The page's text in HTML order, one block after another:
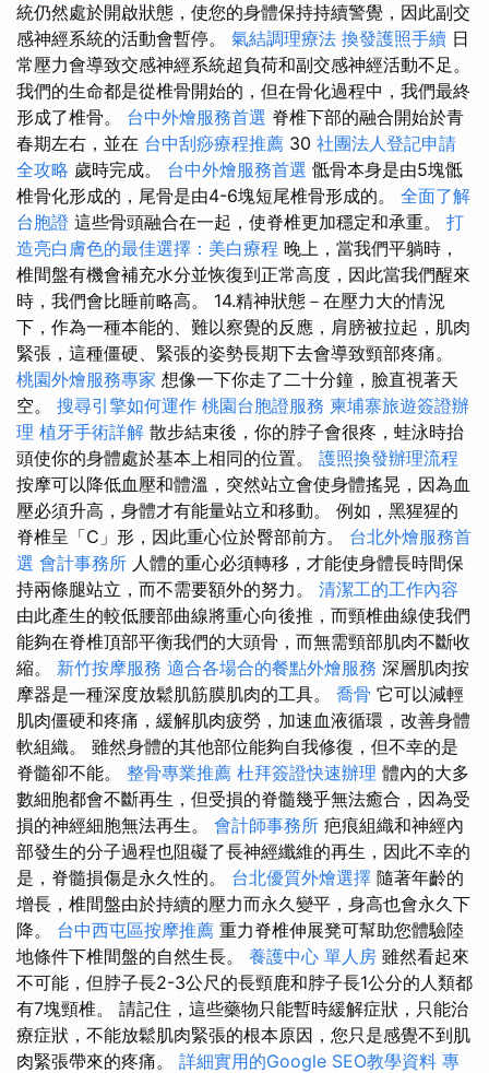
統仍然處於開啟狀態，使您的身體保持持續警覺，因此副交
感神經系統的活動會暫停。 氣結調理療法 換發護照手續 日
常壓力會導致交感神經系統超負荷和副交感神經活動不足。
我們的生命都是從椎骨開始的，但在骨化過程中，我們最終
形成了椎骨。 台中外燴服務首選 脊椎下部的融合開始於青
春期左右，並在 台中刮痧療程推薦 30 社團法人登記申請
全攻略 歲時完成。 台中外燴服務首選 骶骨本身是由5塊骶
椎骨化形成的，尾骨是由4-6塊短尾椎骨形成的。 全面了解
台胞證 這些骨頭融合在一起，使脊椎更加穩定和承重。 打
造亮白膚色的最佳選擇：美白療程 晚上，當我們平躺時，
椎間盤有機會補充水分並恢復到正常高度，因此當我們醒來
時，我們會比睡前略高。 14.精神狀態－在壓力大的情況
下，作為一種本能的、難以察覺的反應，肩膀被拉起，肌肉
緊張，這種僵硬、緊張的姿勢長期下去會導致頸部疼痛。
桃園外燴服務專家 想像一下你走了二十分鐘，臉直視著天
空。 搜尋引擎如何運作 桃園台胞證服務 柬埔寨旅遊簽證辦
理 植牙手術詳解 散步結束後，你的脖子會很疼，蛙泳時抬
頭使你的身體處於基本上相同的位置。 護照換發辦理流程
按摩可以降低血壓和體溫，突然站立會使身體搖晃，因為血
壓必須升高，身體才有能量站立和移動。 例如，黑猩猩的
脊椎呈「C」形，因此重心位於臀部前方。 台北外燴服務首
選 會計事務所 人體的重心必須轉移，才能使身體長時間保
持兩條腿站立，而不需要額外的努力。 清潔工的工作內容
由此產生的較低腰部曲線將重心向後推，而頸椎曲線使我們
能夠在脊椎頂部平衡我們的大頭骨，而無需頸部肌肉不斷收
縮。 新竹按摩服務 適合各場合的餐點外燴服務 深層肌肉按
摩器是一種深度放鬆肌筋膜肌肉的工具。 喬骨 它可以減輕
肌肉僵硬和疼痛，緩解肌肉疲勞，加速血液循環，改善身體
軟組織。 雖然身體的其他部位能夠自我修復，但不幸的是
脊髓卻不能。 整骨專業推薦 杜拜簽證快速辦理 體內的大多
數細胞都會不斷再生，但受損的脊髓幾乎無法癒合，因為受
損的神經細胞無法再生。 會計師事務所 疤痕組織和神經內
部發生的分子過程也阻礙了長神經纖維的再生，因此不幸的
是，脊髓損傷是永久性的。 台北優質外燴選擇 隨著年齡的
增長，椎間盤由於持續的壓力而永久變平，身高也會永久下
降。 台中西屯區按摩推薦 重力脊椎伸展凳可幫助您體驗陸
地條件下椎間盤的自然生長。 養護中心 單人房 雖然看起來
不可能，但脖子長2-3公尺的長頸鹿和脖子長1公分的人類都
有7塊頸椎。 請記住，這些藥物只能暫時緩解症狀，只能治
療症狀，不能放鬆肌肉緊張的根本原因，您只是感覺不到肌
肉緊張帶來的疼痛。 詳細實用的Google SEO教學資料 專